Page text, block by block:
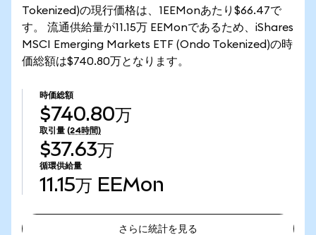
Tokenized)の現行価格は、1EEMonあたり$66.47で
す。 流通供給量が11.15万 EEMonであるため、iShares
MSCI Emerging Markets ETF (Ondo Tokenized)の時
価総額は$740.80万となります。
時価総額
$740.80万
取引量 (24時間)
$37.63万
循環供給量
11.15万 EEMon
さらに統計を見る